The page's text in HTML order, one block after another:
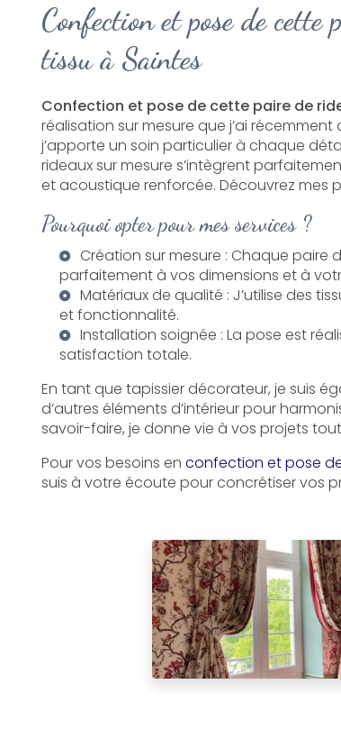
Confection et pose de
tissu à Saintes
Confection et pose de cette paire de
réalisation sur mesure que j’ai
j’apporte un soin particulier à chaque
rideaux sur mesure s’intègrent
et acoustique renforcée. Découvrez mes
Pourquoi opter pour mes services ?
Création sur mesure : Chaque
parfaitement à vos dimensions et à
Matériaux de qualité : J’utilise des
et fonctionnalité.
Installation soignée : La pose est
satisfaction totale.
En tant que tapissier décorateur, je suis
d’autres éléments d’intérieur pour
savoir-faire, je donne vie à vos projets
Pour vos besoins en confection et pose
suis à votre écoute pour concrétiser vos